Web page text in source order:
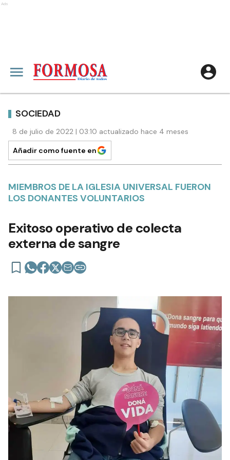
Ads
SOCIEDAD
8 de julio de 2022 | 03:10 actualizado hace 4 meses
Añadir como fuente en
MIEMBROS DE LA IGLESIA UNIVERSAL FUERON
LOS DONANTES VOLUNTARIOS
Exitoso operativo de colecta
externa de sangre